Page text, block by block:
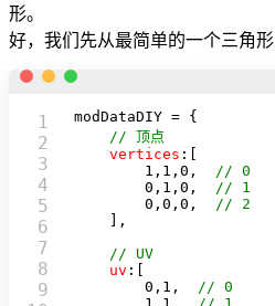
形。
好，我们先从最简单的一个三角形
1
2
3
4
5
6
7
8
9
modDataDIY = {
// 顶点
vertices :[
1 , 1 , 0 , // 0
0 , 1 , 0 , // 1
0 , 0 , 0 , // 2
    ],
// UV
uv :[
0 , 1 , // 0